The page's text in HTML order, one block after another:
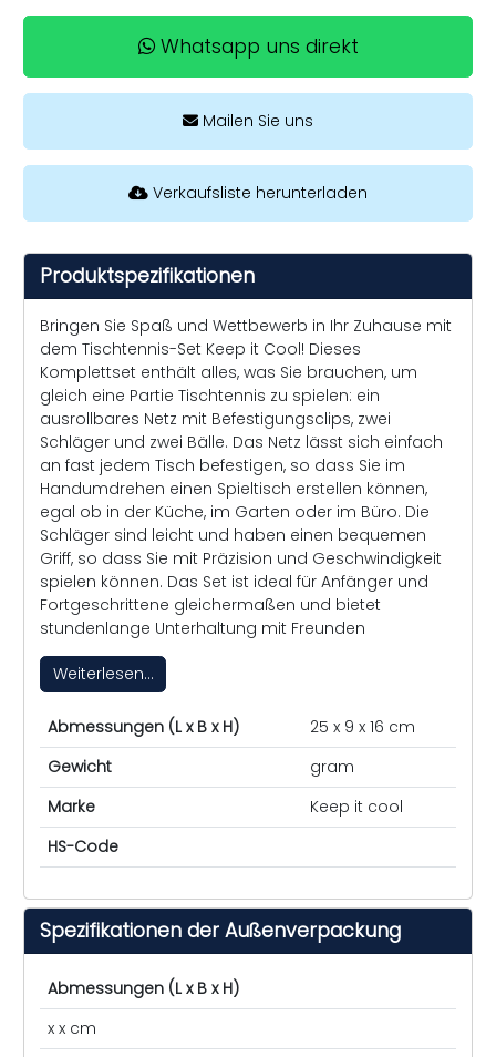
Whatsapp uns direkt
Mailen Sie uns
Verkaufsliste herunterladen
Produktspezifikationen
Bringen Sie Spaß und Wettbewerb in Ihr Zuhause mit
dem Tischtennis-Set Keep it Cool! Dieses
Komplettset enthält alles, was Sie brauchen, um
gleich eine Partie Tischtennis zu spielen: ein
ausrollbares Netz mit Befestigungsclips, zwei
Schläger und zwei Bälle. Das Netz lässt sich einfach
an fast jedem Tisch befestigen, so dass Sie im
Handumdrehen einen Spieltisch erstellen können,
egal ob in der Küche, im Garten oder im Büro. Die
Schläger sind leicht und haben einen bequemen
Griff, so dass Sie mit Präzision und Geschwindigkeit
spielen können. Das Set ist ideal für Anfänger und
Fortgeschrittene gleichermaßen und bietet
stundenlange Unterhaltung mit Freunden
Weiterlesen...
Abmessungen (L x B x H)
25 x 9 x 16 cm
Gewicht
gram
Marke
Keep it cool
HS-Code
Spezifikationen der Außenverpackung
Abmessungen (L x B x H)
x x cm